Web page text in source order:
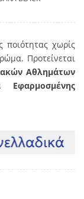
ποιότητας χωρίς
Προτείνεται
Αθλημάτων
Εφαρμοσμένης